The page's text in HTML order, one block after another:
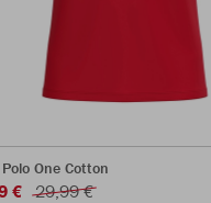
Polo One Cotton
€ 29,99 €